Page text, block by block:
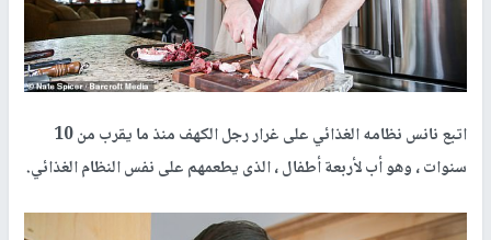
اتبع نانس نظامه الغذائي على غرار رجل الكهف منذ ما يقرب من 10
سنوات ، وهو أب لأربعة أطفال ، الذى يطعمهم على نفس النظام الغذائي.